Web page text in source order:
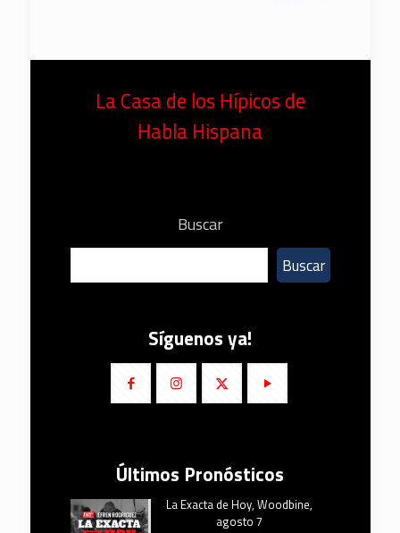
La Casa de los Hípicos de
Habla Hispana
Buscar
Buscar
Síguenos ya!
Últimos Pronósticos
La Exacta de Hoy, Woodbine,
agosto 7